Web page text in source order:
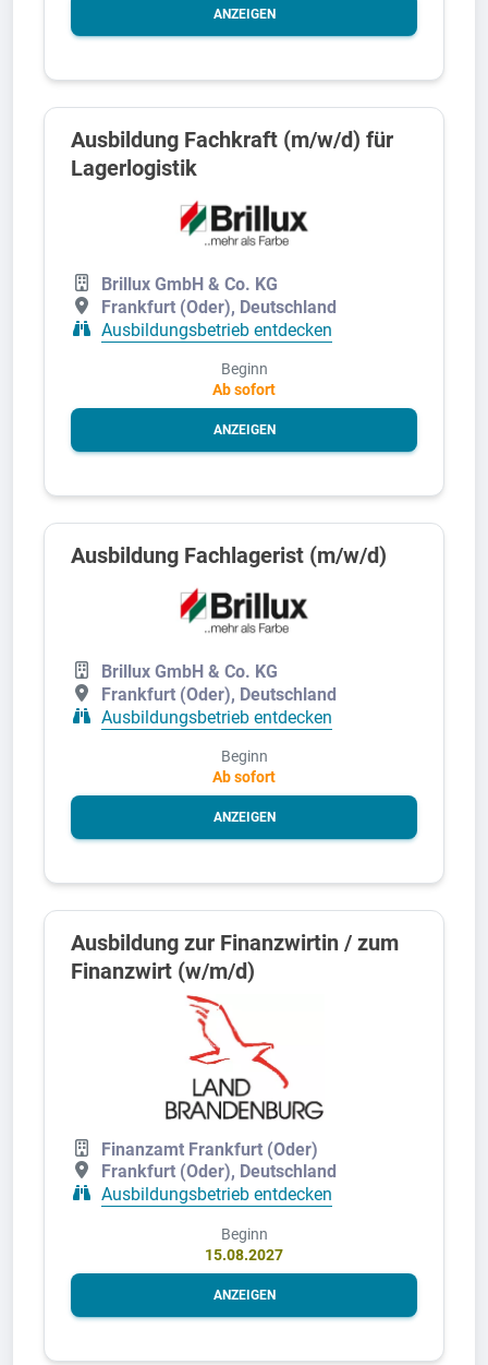
ANZEIGEN
Ausbildung Fachkraft (m/w/d) für
Lagerlogistik
Brillux GmbH & Co. KG
Frankfurt (Oder), Deutschland
Ausbildungsbetrieb entdecken
Beginn
Ab sofort
ANZEIGEN
Ausbildung Fachlagerist (m/w/d)
Brillux GmbH & Co. KG
Frankfurt (Oder), Deutschland
Ausbildungsbetrieb entdecken
Beginn
Ab sofort
ANZEIGEN
Ausbildung zur Finanzwirtin / zum
Finanzwirt (w/m/d)
Finanzamt Frankfurt (Oder)
Frankfurt (Oder), Deutschland
Ausbildungsbetrieb entdecken
Beginn
15.08.2027
ANZEIGEN